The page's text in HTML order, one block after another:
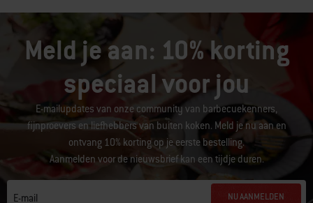
Meld je aan: 10% korting
speciaal voor jou
E-mailupdates van onze community van barbecuekenners,
fijnproevers en liefhebbers van buiten koken. Meld je nu aan en
ontvang 10% korting op je eerste bestelling.
Aanmelden voor de nieuwsbrief kan een tijdje duren.
E-mail NU AANMELDEN